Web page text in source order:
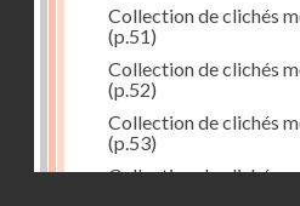
Collection de clichés
(p.51)
Collection de clichés
(p.52)
Collection de clichés
(p.53)
Collection de clichés